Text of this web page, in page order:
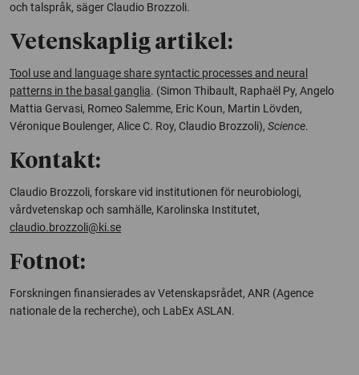
och talspråk, säger Claudio Brozzoli.
Vetenskaplig artikel:
Tool use and language share syntactic processes and neural
patterns in the basal ganglia. (Simon Thibault, Raphaël Py, Angelo
Mattia Gervasi, Romeo Salemme, Eric Koun, Martin Lövden,
Véronique Boulenger, Alice C. Roy, Claudio Brozzoli), Science.
Kontakt:
Claudio Brozzoli, forskare vid institutionen för neurobiologi,
vårdvetenskap och samhälle, Karolinska Institutet,
claudio.brozzoli@ki.se
Fotnot:
Forskningen finansierades av Vetenskapsrådet, ANR (Agence
nationale de la recherche), och LabEx ASLAN.